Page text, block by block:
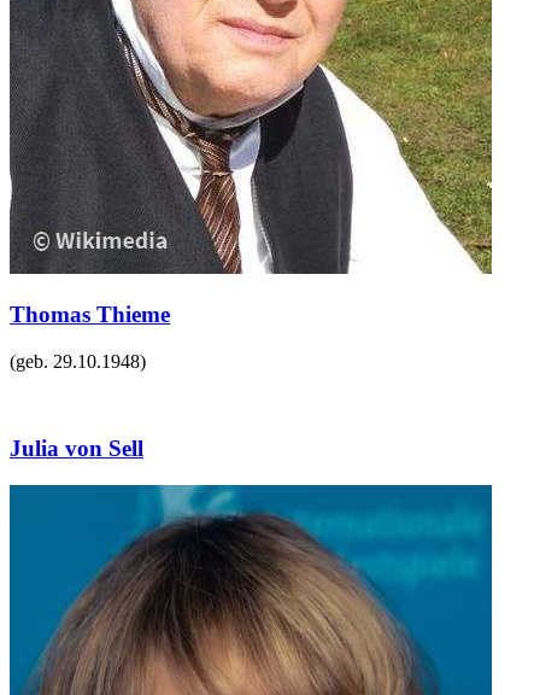
Thomas Thieme
(geb. 29.10.1948)
Julia von Sell